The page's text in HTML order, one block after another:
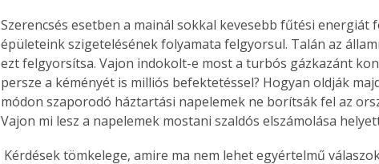
Szerencsés esetben a mainál sokkal kevesebb fűtési energiát
épületeink szigetelésének folyamata felgyorsul. Talán az
ezt felgyorsítsa. Vajon indokolt-e most a turbós gázkazánt
persze a kéményét is milliós befektetéssel? Hogyan oldják
módon szaporodó háztartási napelemek ne borítsák fel az
Vajon mi lesz a napelemek mostani szaldós elszámolása